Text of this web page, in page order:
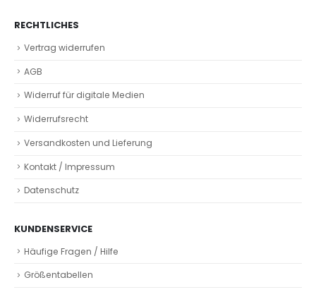
RECHTLICHES
Vertrag widerrufen
AGB
Widerruf für digitale Medien
Widerrufsrecht
Versandkosten und Lieferung
Kontakt / Impressum
Datenschutz
KUNDENSERVICE
Häufige Fragen / Hilfe
Größentabellen